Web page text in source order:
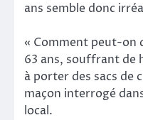
ans semble donc
« Comment peut-on
63 ans, souffrant de
à porter des sacs de
maçon interrogé
local.